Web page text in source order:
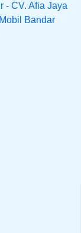
- CV. Afia Jaya
Bandar